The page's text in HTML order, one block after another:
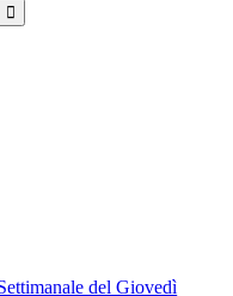
del Giovedì